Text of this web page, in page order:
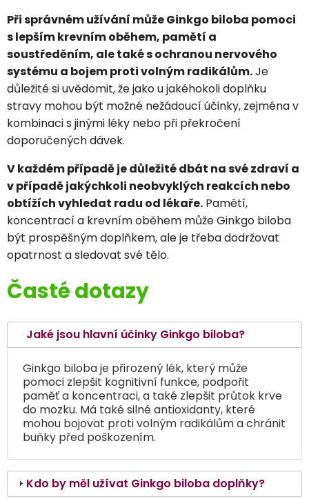
Při správném užívání může Ginkgo biloba pomoci
s lepším krevním oběhem, pamětí a
soustředěním, ale také s ochranou nervového
systému a bojem proti volným radikálům.Je
důležité si uvědomit, že jako u jakéhokoli doplňku
stravy mohou být možné nežádoucí účinky, zejména v
kombinaci s jinými léky nebo při překročení
doporučených dávek.
V každém případě je důležité dbát na své zdraví a
v případě jakýchkoli neobvyklých reakcích nebo
obtížích vyhledat radu od lékaře. Pamětí,
koncentrací a krevním oběhem může Ginkgo biloba
být prospěšným doplňkem, ale je třeba dodržovat
opatrnost a sledovat své tělo.
Časté dotazy
Jaké jsou hlavní účinky Ginkgo biloba?
Ginkgo biloba je přirozený lék, který může
pomoci zlepšit kognitivní funkce, podpořit
paměť a koncentraci, a také zlepšit průtok krve
do mozku. Má také silné antioxidanty, které
mohou bojovat proti volným radikálům a chránit
buňky před poškozením.
Kdo by měl užívat Ginkgo biloba doplňky?